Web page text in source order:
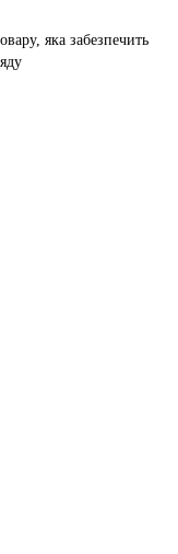
яка забезпечить